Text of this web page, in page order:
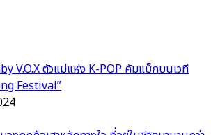
V.O.X ตัวแม่แห่ง K-POP คัมแบ็กบนเวที
Festival”